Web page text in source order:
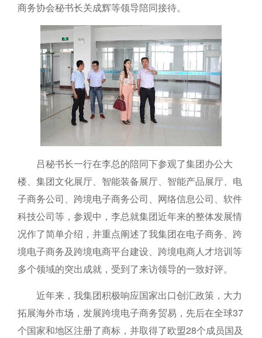
商务协会秘书长关成辉等领导陪同接待。
吕秘书长一行在李总的陪同下参观了集团办公大
楼、集团文化展厅、智能装备展厅、智能产品展厅、电
子商务公司、跨境电子商务公司、网络信息公司、软件
科技公司等，参观中，李总就集团近年来的整体发展情
况作了简单介绍，并重点阐述了我集团在电子商务、跨
境电子商务及跨境电商平台建设、跨境电商人才培训等
多个领域的突出成就，受到了来访领导的一致好评。
近年来，我集团积极响应国家出口创汇政策，大力
拓展海外市场，发展跨境电子商务贸易，先后在全球37
个国家和地区注册了商标，并取得了欧盟28个成员国及